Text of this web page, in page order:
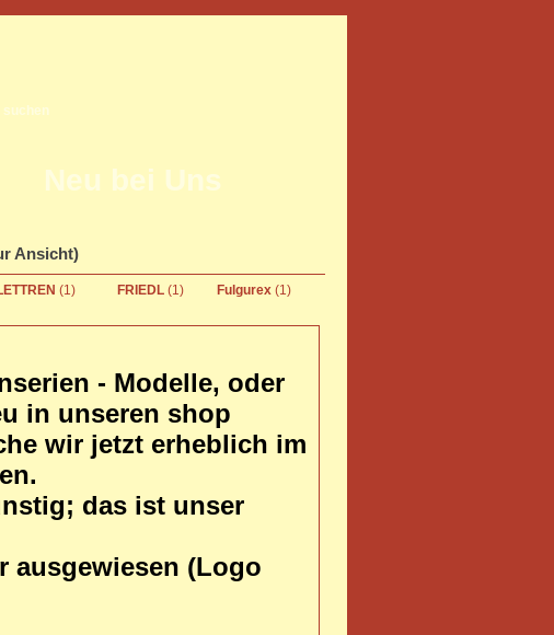
suchen
Neu bei Uns
Ansicht)
(1) FRIEDL (1) Fulgurex (1)
- Modelle, oder
in unseren shop
wir jetzt erheblich im
das ist unser
ausgewiesen (Logo